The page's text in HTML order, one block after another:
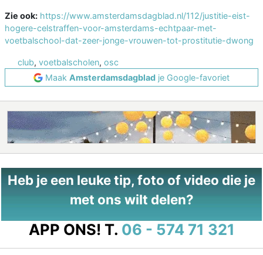
Zie ook: https://www.amsterdamsdagblad.nl/112/justitie-eist-
hogere-celstraffen-voor-amsterdams-echtpaar-met-
voetbalschool-dat-zeer-jonge-vrouwen-tot-prostitutie-dwong
club, voetbalscholen, osc
Maak Amsterdamsdagblad je Google-favoriet
Heb je een leuke tip, foto of video die je
met ons wilt delen?
APP ONS! T. 06 - 574 71 321